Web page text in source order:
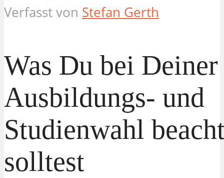
Verfasst von Stefan Gerth
Was Du bei Deiner
Ausbildungs- und
Studienwahl
solltest